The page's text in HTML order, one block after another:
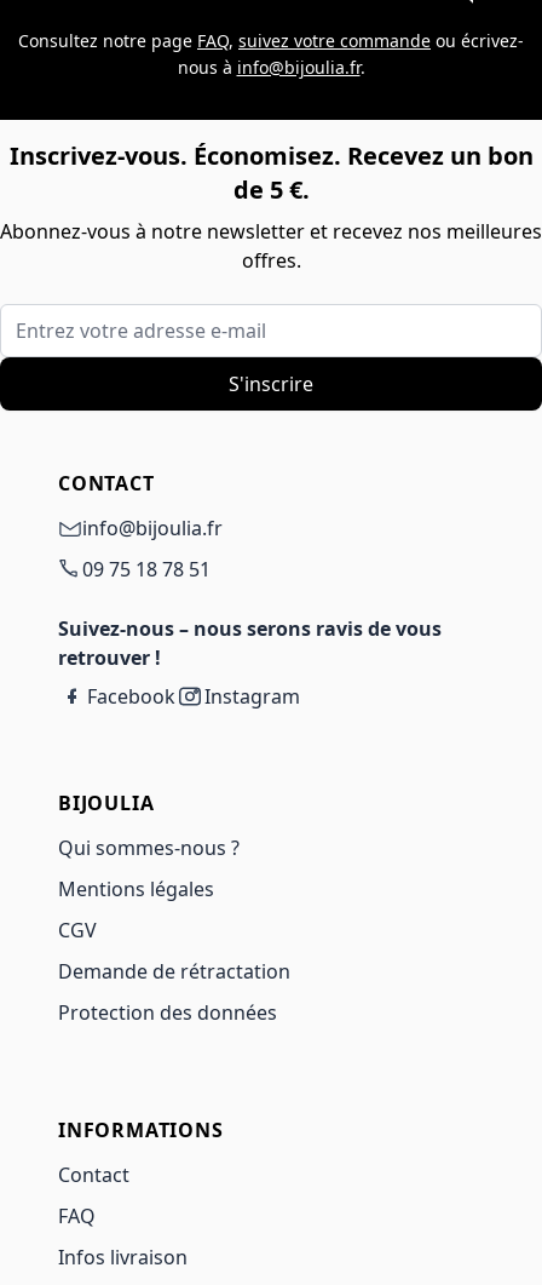
Consultez notre page FAQ, suivez votre commande ou écrivez-
nous à info@bijoulia.fr.
Inscrivez-vous. Économisez. Recevez un bon
de 5 €.
Abonnez-vous à notre newsletter et recevez nos meilleures
offres.
Entrez votre adresse e-mail
S'inscrire
CONTACT
info@bijoulia.fr
09 75 18 78 51
Suivez-nous – nous serons ravis de vous
retrouver !
Facebook
Instagram
BIJOULIA
Qui sommes-nous ?
Mentions légales
CGV
Demande de rétractation
Protection des données
INFORMATIONS
Contact
FAQ
Infos livraison